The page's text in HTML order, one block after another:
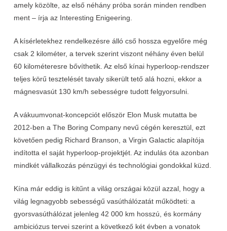
amely közölte, az első néhány próba során minden rendben
ment – írja az Interesting Enigeering.
A kísérletekhez rendelkezésre álló cső hossza egyelőre még
csak 2 kilométer, a tervek szerint viszont néhány éven belül
60 kilométeresre bővíthetik. Az első kínai hyperloop-rendszer
teljes körű tesztelését tavaly sikerült tető alá hozni, ekkor a
mágnesvasút 130 km/h sebességre tudott felgyorsulni.
A vákuumvonat-koncepciót először Elon Musk mutatta be
2012-ben a The Boring Company nevű cégén keresztül, ezt
követően pedig Richard Branson, a Virgin Galactic alapítója
indította el saját hyperloop-projektjét. Az indulás óta azonban
mindkét vállalkozás pénzügyi és technológiai gondokkal küzd.
Kína már eddig is kitűnt a világ országai közül azzal, hogy a
világ legnagyobb sebességű vasúthálózatát működteti: a
gyorsvasúthálózat jelenleg 42 000 km hosszú, és kormány
ambiciózus tervei szerint a következő két évben a vonatok